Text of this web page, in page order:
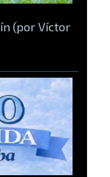
(por Víctor